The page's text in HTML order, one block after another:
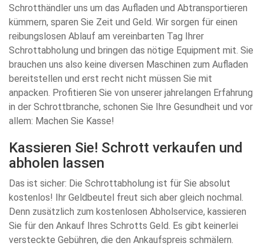
Schrotthändler uns um das Aufladen und Abtransportieren
kümmern, sparen Sie Zeit und Geld. Wir sorgen für einen
reibungslosen Ablauf am vereinbarten Tag Ihrer
Schrottabholung und bringen das nötige Equipment mit. Sie
brauchen uns also keine diversen Maschinen zum Aufladen
bereitstellen und erst recht nicht müssen Sie mit
anpacken. Profitieren Sie von unserer jahrelangen Erfahrung
in der Schrottbranche, schonen Sie Ihre Gesundheit und vor
allem: Machen Sie Kasse!
Kassieren Sie! Schrott verkaufen und
abholen lassen
Das ist sicher: Die Schrottabholung ist für Sie absolut
kostenlos! Ihr Geldbeutel freut sich aber gleich nochmal.
Denn zusätzlich zum kostenlosen Abholservice, kassieren
Sie für den Ankauf Ihres Schrotts Geld. Es gibt keinerlei
versteckte Gebühren, die den Ankaufspreis schmälern.